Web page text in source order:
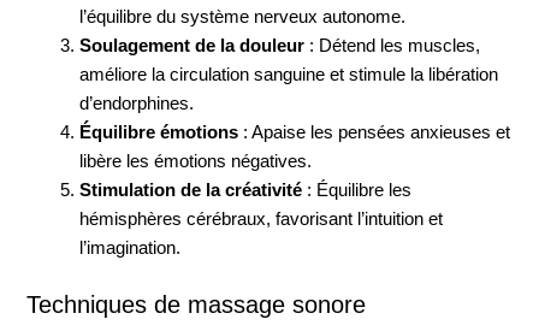
l’équilibre du système nerveux autonome.
Soulagement de la douleur : Détend les muscles,
améliore la circulation sanguine et stimule la libération
d’endorphines.
Équilibre émotions : Apaise les pensées anxieuses et
libère les émotions négatives.
Stimulation de la créativité : Équilibre les
hémisphères cérébraux, favorisant l’intuition et
l’imagination.
Techniques de massage sonore